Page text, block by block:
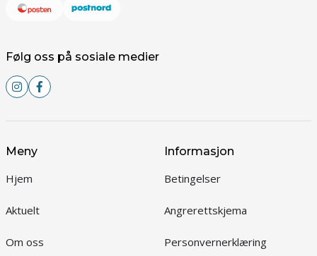
Følg oss på sosiale medier
Meny
Hjem
Aktuelt
Om oss
Informasjon
Betingelser
Angrerettskjema
Personvernerklæring